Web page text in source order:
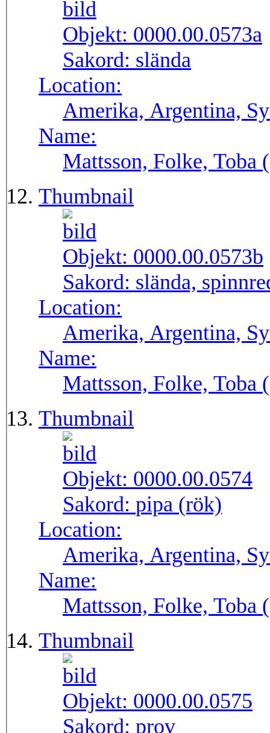
Objekt: 0000.00.0573a
Sakord: slända
Location:
Amerika, Argentina,
Name:
Mattsson, Folke, Toba
Thumbnail
Objekt: 0000.00.0573b
Sakord: slända,
Location:
Amerika, Argentina,
Name:
Mattsson, Folke, Toba
Thumbnail
Objekt: 0000.00.0574
Sakord: pipa (rök)
Location:
Amerika, Argentina,
Name:
Mattsson, Folke, Toba
Thumbnail
Objekt: 0000.00.0575
Sakord: prov